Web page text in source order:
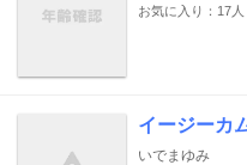
お気に入り：17人
イージーカ
いでまゆみ